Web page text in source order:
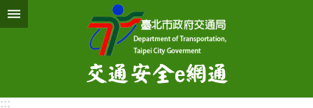
跳到主要內容區塊
:::